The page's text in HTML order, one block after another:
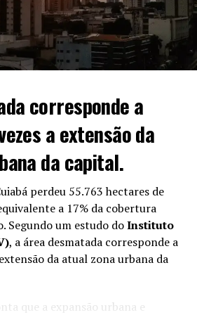
coragem, né?
Se não
não vem
corresponde a
a extensão da
da capital.
perdeu 55.763 hectares de
a 17% da cobertura
. Segundo um estudo doInstituto
, a área desmatada corresponde a
da atual zona urbana da
que a expansão urbana e